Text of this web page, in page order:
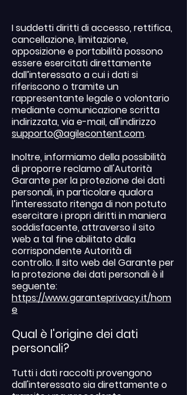
I suddetti diritti di accesso, rettifica,
cancellazione, limitazione,
opposizione e portabilità possono
essere esercitati direttamente
dall’interessato a cui i dati si
riferiscono o tramite un
rappresentante legale o volontario
mediante comunicazione scritta
indirizzata, via e-mail, all'indirizzo
supporto@agilecontent.com.
Inoltre, informiamo della possibilità
di proporre reclamo all'Autorità
Garante per la protezione dei dati
personali, in particolare qualora
l’interessato ritenga di non potuto
esercitare i propri diritti in maniera
soddisfacente, attraverso il sito
web a tal fine abilitato dalla
corrispondente Autorità di
controllo. Il sito web del Garante per
la protezione dei dati personali è il
seguente:
https://www.garanteprivacy.it/hom
e
Qual è l'origine dei dati
personali?
Tutti i dati raccolti provengono
dall'interessato sia direttamente o